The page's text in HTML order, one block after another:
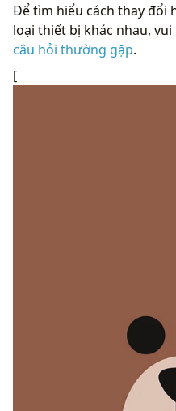
Để tìm hiểu cách thay đổi
loại thiết bị khác nhau,
câu hỏi thường gặp.
[